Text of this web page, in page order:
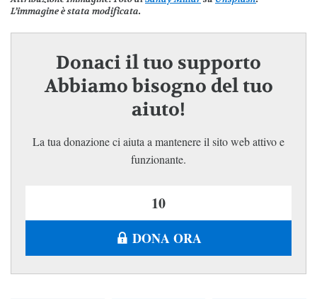
L’immagine è stata modificata.
Donaci il tuo supporto
Abbiamo bisogno del tuo
aiuto!
La tua donazione ci aiuta a mantenere il sito web attivo e
funzionante.
DONA ORA